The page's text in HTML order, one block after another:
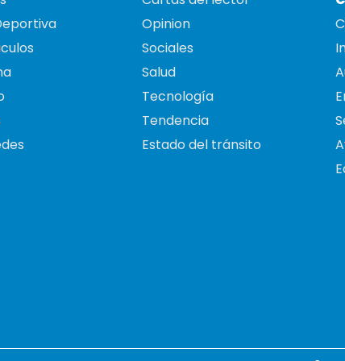
Opinion
Sociales
Salud
Tecnología
Tendencia
Estado del tránsito